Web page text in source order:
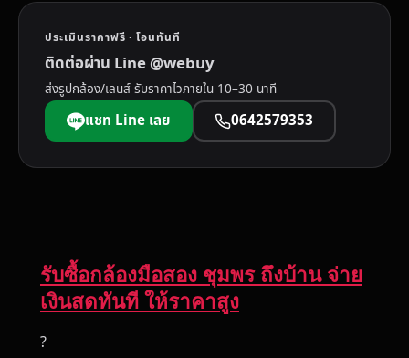
ประเมินราคาฟรี · โอนทันที
ติดต่อผ่าน Line @webuy
ส่งรูปกล้อง/เลนส์ รับราคาไวภายใน 10–30 นาที
แชท Line เลย 0642579353
รับซื้อกล้องมือสอง ชุมพร ถึงบ้าน จ่าย
เงินสดทันที ให้ราคาสูง
?